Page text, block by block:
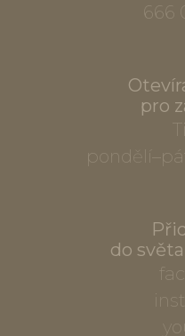
666
pro
do